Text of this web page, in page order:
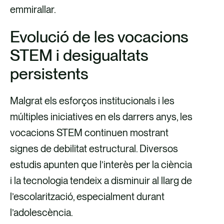
emmirallar.
Evolució de les vocacions
STEM i desigualtats
persistents
Malgrat els esforços institucionals i les
múltiples iniciatives en els darrers anys, les
vocacions STEM continuen mostrant
signes de debilitat estructural. Diversos
estudis apunten que l’interès per la ciència
i la tecnologia tendeix a disminuir al llarg de
l’escolarització, especialment durant
l’adolescència.